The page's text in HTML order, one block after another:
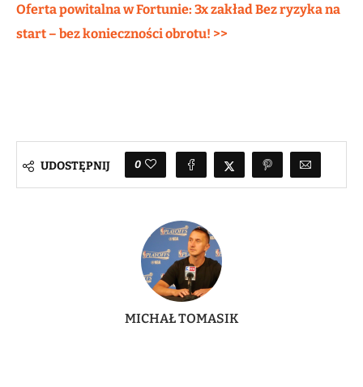
Oferta powitalna w Fortunie: 3x zakład Bez ryzyka na
start – bez konieczności obrotu! >>
UDOSTĘPNIJ 0
MICHAŁ TOMASIK